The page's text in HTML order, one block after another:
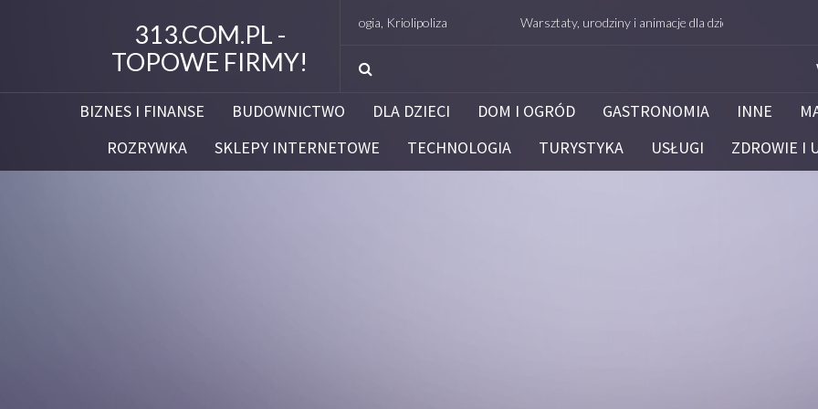
313.COM.PL -
TOPOWE FIRMY!
Studio Figura Białystok – Endermologia, Kriolipoliza Warsztaty, urodziny i animacje dla dzieci – Białystok –
BIZNES I FINANSE BUDOWNICTWO DLA DZIECI DOM I OGRÓD GASTRONOMIA INNE
ROZRYWKA
SKLEPY INTERNETOWE TECHNOLOGIA TURYSTYKA USŁUGI ZDROWIE I